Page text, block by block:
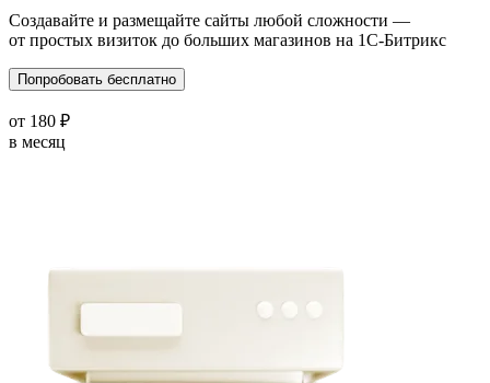
Создавайте и размещайте сайты любой сложности —
от простых визиток до больших магазинов на 1С-Битрикс
Попробовать бесплатно
от 180 ₽
в месяц